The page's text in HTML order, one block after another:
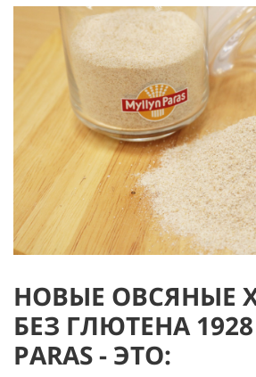
НОВЫЕ ОВСЯНЫЕ
БЕЗ ГЛЮТЕНА 1928
PARAS - ЭТО: